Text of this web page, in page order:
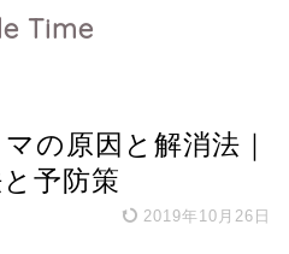
Time
の原因と解消法｜
予防策
2019年10月26日